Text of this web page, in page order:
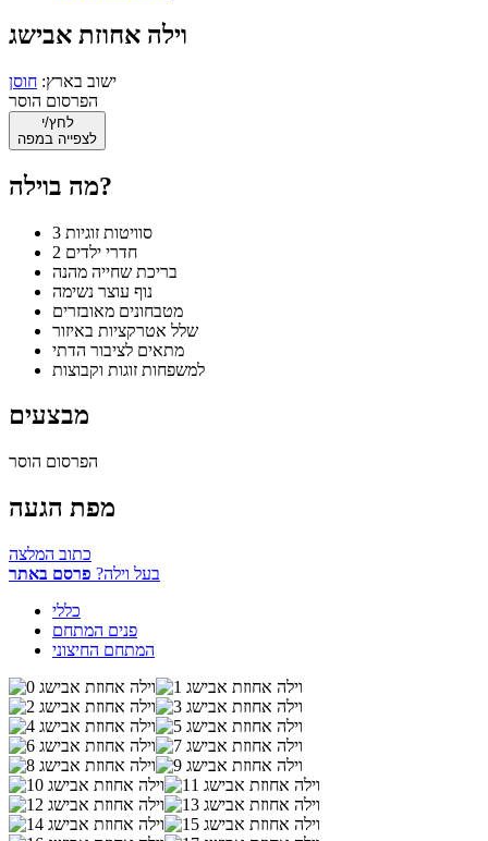
וילה אחוזת אבישג
ישוב בארץ: חוסן
הפרסום הוסר
לחץ/י
לצפייה במפה
מה בוילה?
3 סוויטות זוגיות
2 חדרי ילדים
בריכת שחייה מהנה
נוף עוצר נשימה
מטבחונים מאובזרים
שלל אטרקציות באיזור
מתאים לציבור הדתי
למשפחות זוגות וקבוצות
מבצעים
הפרסום הוסר
מפת הגעה
כתוב המלצה
בעל וילה? פרסם באתר
כללי
פנים המתחם
המתחם החיצוני